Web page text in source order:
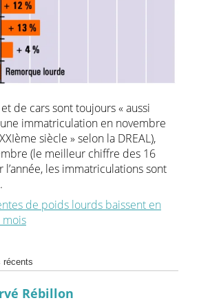
de cars sont toujours « aussi
immatriculation en novembre
siècle » selon la DREAL),
(le meilleur chiffre des 16
l’année, les immatriculations sont
de poids lourds baissent en
récents
Rébillon